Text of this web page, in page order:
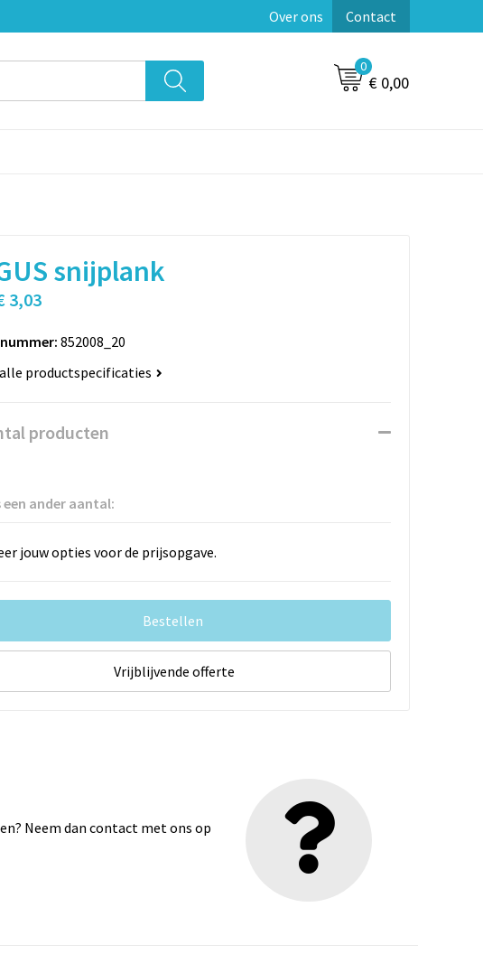
Over ons Contact
0
€ 0,00
snijplank
3,03
852008_20
productspecificaties
producten
een ander aantal:
jouw opties voor de prijsopgave.
Bestellen
Vrijblijvende offerte
Neem dan contact met ons op